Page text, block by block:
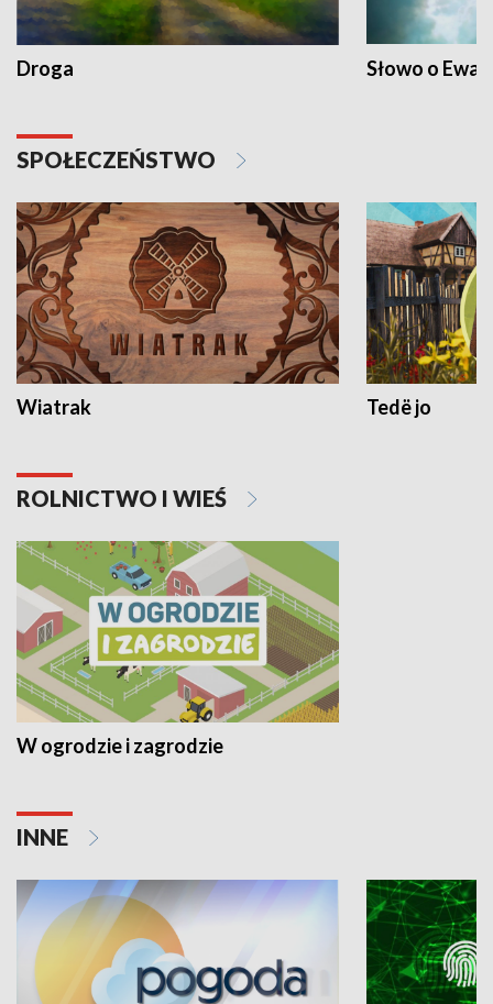
Droga Słowo o
SPOŁECZEŃSTWO
Wiatrak Tedë jo
ROLNICTWO I WIEŚ
W ogrodzie i zagrodzie
INNE